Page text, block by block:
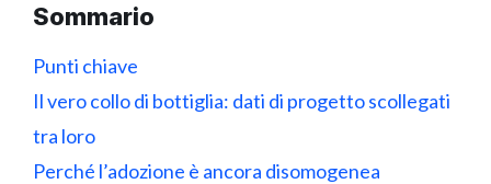
Sommario
Punti chiave
Il vero collo di bottiglia: dati di progetto scollegati
tra loro
Perché l’adozione è ancora disomogenea